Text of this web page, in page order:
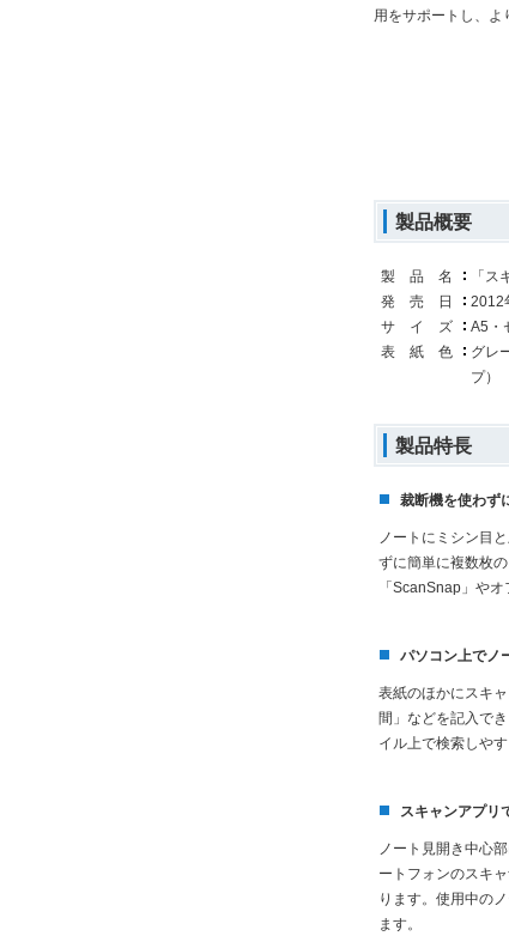
用をサポートし、よ
製品概要
製 品 名
「ス
発 売 日
2012
サ イ ズ
A5・
表 紙 色
グレ
プ）
製品特長
裁断機を使わず
ノートにミシン目
ずに簡単に複数枚
「ScanSnap」や
パソコン上でノ
表紙のほかにスキ
間」などを記入で
イル上で検索しやす
スキャンアプリ
ノート見開き中心
ートフォンのスキ
ります。使用中の
ます。